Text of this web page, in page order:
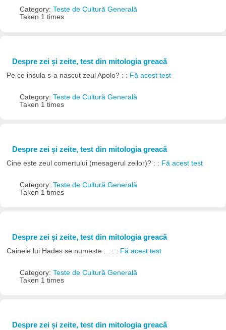
Category: Teste de Cultură Generală
Taken 1 times
Despre zei și zeite, test din mitologia greacă
Pe ce insula s-a nascut zeul Apolo? : : Fă acest test
Category: Teste de Cultură Generală
Taken 1 times
Despre zei și zeite, test din mitologia greacă
Cine este zeul comertului (mesagerul zeilor)? : : Fă acest test
Category: Teste de Cultură Generală
Taken 1 times
Despre zei și zeite, test din mitologia greacă
Cainele lui Hades se numeste ... : : Fă acest test
Category: Teste de Cultură Generală
Taken 1 times
Despre zei și zeite, test din mitologia greacă